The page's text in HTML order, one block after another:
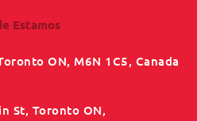
Estamos
ON, M6N 1C5, Canada
St, Toronto ON,